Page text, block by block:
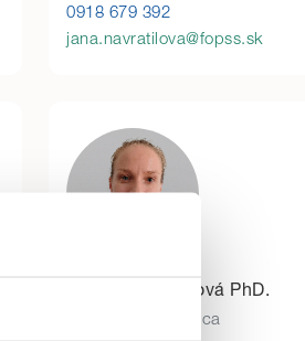
0918 679 392
jana.navratilova@fopss.sk
Ing. Viera Ďuríková PhD.
Obchodný zástupca